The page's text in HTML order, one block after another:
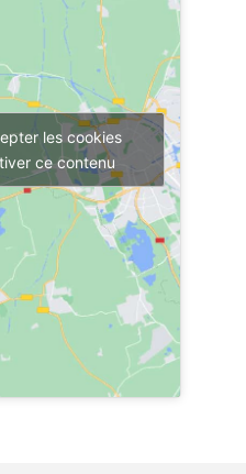
les cookies
ce contenu